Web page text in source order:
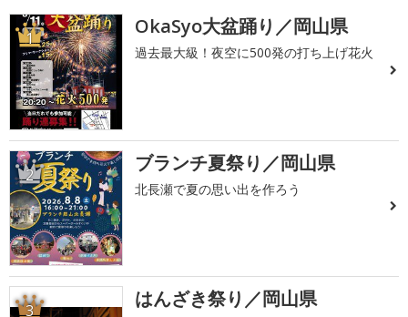
1 OkaSyo大盆踊り／岡山県
過去最大級！夜空に500発の打ち上げ花火
2 ブランチ夏祭り／岡山県
北長瀬で夏の思い出を作ろう
3 はんざき祭り／岡山県